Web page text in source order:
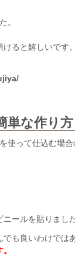
。
ると嬉しいです。
単な作
使って仕込む場合
ールを貼りました
も良いわけでは